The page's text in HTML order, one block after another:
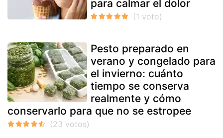
para calmar el dolor
Pesto preparado en
verano y congelado para
el invierno: cuánto
tiempo se conserva
realmente y cómo
conservarlo para que no se estropee